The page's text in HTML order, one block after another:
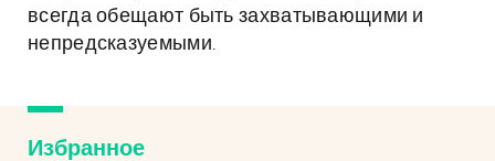
всегда обещают быть захватывающими и
непредсказуемыми.
Избранное